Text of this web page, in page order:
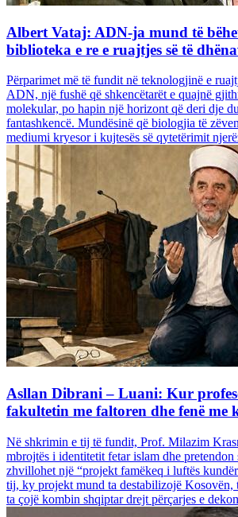
Albert Vataj: ADN-ja mund të
biblioteka e re e ruajtjes së të
Përparimet më të fundit në teknologjinë e
ADN, një fushë që shkencëtarët e quajnë
molekular, po hapin një horizont që deri dje
fantashkencë. Mundësinë që biologjia të
mediumi kryesor i kujtesës së qytetërimit
Asllan Dibrani – Luani: Kur
fakultetin me faltoren dhe fenë me
Në shkrimin e tij të fundit, Prof. Milazim
mbrojtës i identitetit fetar islam dhe pretendon
zhvillohet një “projekt famëkeq i luftës
tij, ky projekt mund ta destabilizojë Kosovën,
ta çojë kombin shqiptar drejt përçarjes e